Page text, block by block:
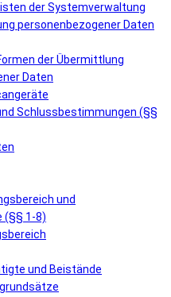
der Systemverwaltung
personenbezogener Daten
der Übermittlung
Daten
Schlussbestimmungen (§§
und
(§§ 1-8)
und Beistände